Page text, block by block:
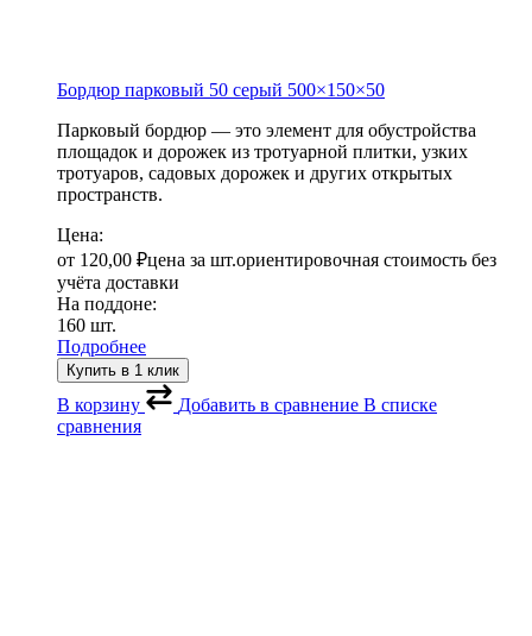
Бордюр парковый 50 серый 500×150×50
Парковый бордюр — это элемент для обустройства
площадок и дорожек из тротуарной плитки, узких
тротуаров, садовых дорожек и других открытых
пространств.
Цена:
от 120,00 ₽цена за шт.ориентировочная стоимость без
учёта доставки
На поддоне:
160 шт.
Подробнее
Купить в 1 клик
В корзину Добавить в сравнение В списке
сравнения